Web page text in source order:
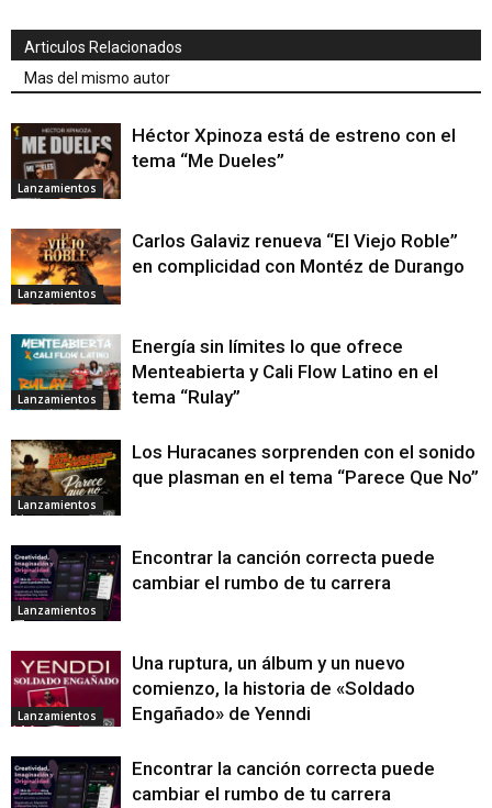
Articulos Relacionados
Mas del mismo autor
Lanzamientos
Héctor Xpinoza está de estreno con el
tema “Me Dueles”
Lanzamientos
Carlos Galaviz renueva “El Viejo Roble”
en complicidad con Montéz de Durango
Lanzamientos
Energía sin límites lo que ofrece
Menteabierta y Cali Flow Latino en el
tema “Rulay”
Lanzamientos
Los Huracanes sorprenden con el sonido
que plasman en el tema “Parece Que No”
Lanzamientos
Encontrar la canción correcta puede
cambiar el rumbo de tu carrera
Lanzamientos
Una ruptura, un álbum y un nuevo
comienzo, la historia de «Soldado
Engañado» de Yenndi
Encontrar la canción correcta puede
cambiar el rumbo de tu carrera